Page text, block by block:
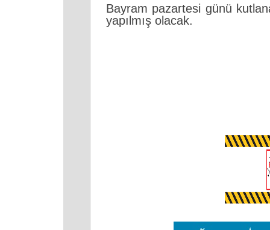
Bayram pazartesi günü
yapılmış olacak.